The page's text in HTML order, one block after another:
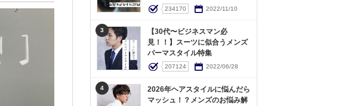
234170 2022/11/10
3
【30代〜ビジネスマン必
見！！】スーツに似合うメンズ
パーマスタイル特集
207124 2022/06/28
4
2026年ヘアスタイルに悩んだら
マッシュ！？メンズのお悩み解